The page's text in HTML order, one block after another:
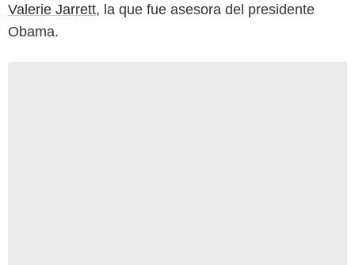
Valerie Jarrett, la que fue asesora del presidente
Obama.